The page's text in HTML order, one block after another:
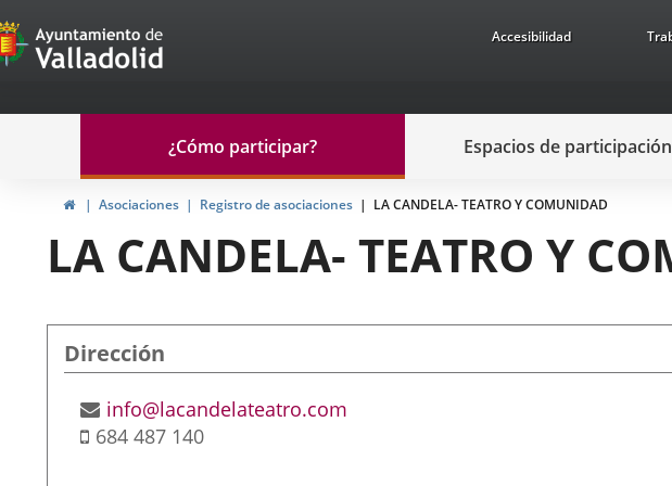
Portal
de
Participación
Accesibilidad
navegación
Participación
¿Cómo participar? Espacios de participación
InicioAsociaciones Registro de asociaciones LA CANDELA- TEATRO Y COMUNIDAD
LA CANDELA- TEATRO Y
Dirección
Dirección
postal
Dirección
de
info@lacandelateatro.com
Móvil
684 487 140